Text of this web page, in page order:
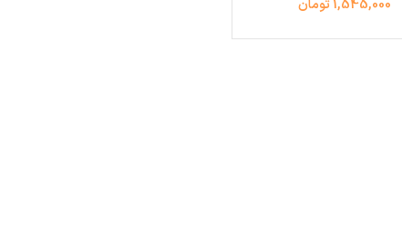
1,545,000 تومان